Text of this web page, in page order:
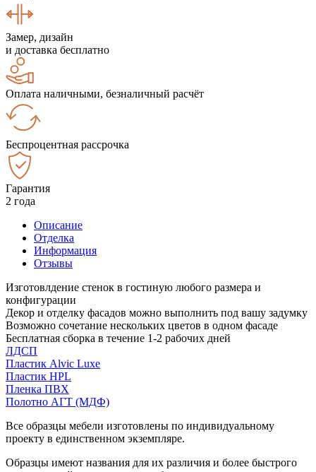
Замер, дизайн
и доставка бесплатно
Оплата наличными, безналичный расчёт
Беспроцентная рассрочка
Гарантия
2 года
Описание
Отделка
Информация
Отзывы
Изготовлдение стенок в гостиную любого размера и
конфигурации
Декор и отделку фасадов можно выполнить под вашу задумку
Возможно сочетание нескольких цветов в одном фасаде
Бесплатная сборка в течение 1-2 рабочих дней
ЛДСП
Пластик Alvic Luxe
Пластик HPL
Пленка ПВХ
Полотно АГТ (МДФ)
Все образцы мебели изготовлены по индивидуальному
проекту в единственном экземпляре.
Образцы имеют названия для их различия и более быстрого